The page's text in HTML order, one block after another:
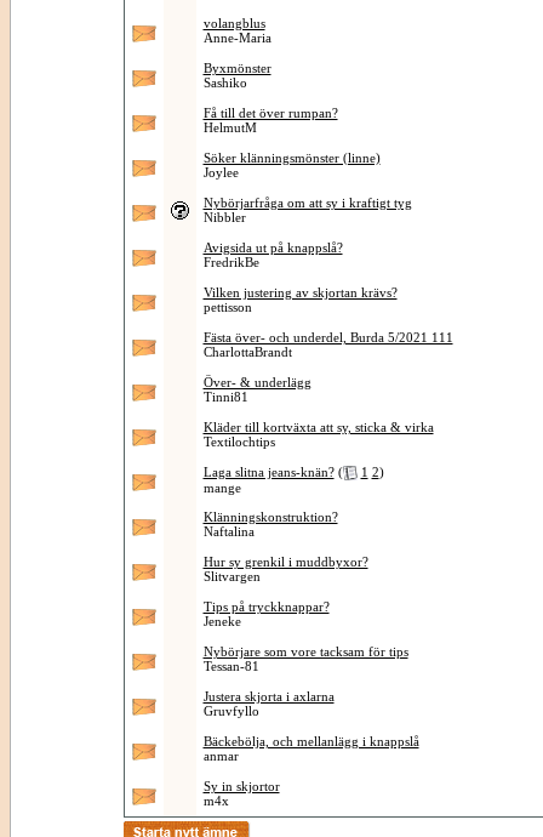
volangblus
Anne-Maria
Byxmönster
Sashiko
Få till det över rumpan?
HelmutM
Söker klänningsmönster (linne)
Joylee
Nybörjarfråga om att sy i kraftigt tyg
Nibbler
Avigsida ut på knappslå?
FredrikBe
Vilken justering av skjortan krävs?
pettisson
Fästa över- och underdel, Burda 5/2021 111
CharlottaBrandt
Över- & underlägg
Tinni81
Kläder till kortväxta att sy, sticka & virka
Textilochtips
Laga slitna jeans-knän? ( 1 2)
mange
Klänningskonstruktion?
Naftalina
Hur sy grenkil i muddbyxor?
Slitvargen
Tips på tryckknappar?
Jeneke
Nybörjare som vore tacksam för tips
Tessan-81
Justera skjorta i axlarna
Gruvfyllo
Bäckebölja, och mellanlägg i knappslå
anmar
Sy in skjortor
m4x